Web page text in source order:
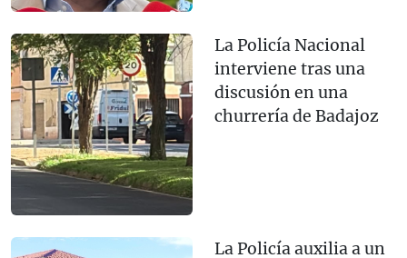
La Policía Nacional
interviene tras una
discusión en una
churrería de Badajoz
La Policía auxilia a un